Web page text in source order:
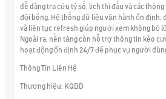
dễ dàng tra cứu tỷ số, lịch thi đấu và các
đội bóng. Hệ thống dữ liệu vận hành ổn định,
và liên tục refresh giúp người xem không bỏ
Ngoài ra, nền tảng còn hỗ trợ thông tin kèo
hoạt động ổn định 24/7 để phục vụ người
Thông Tin Liên Hệ
Thương hiệu: KQBD